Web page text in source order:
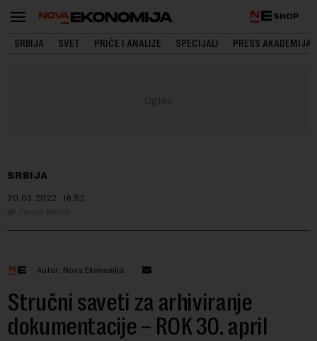
SHOP
SRBIJA SVET PRIČE I ANALIZE SPECIJALI PRESS AKADEMIJA
SRBIJA
30.03.2022. 16:52
Forum Media
Autor: Nova Ekonomija
Stručni saveti za arhiviranje
dokumentacije – ROK 30. april